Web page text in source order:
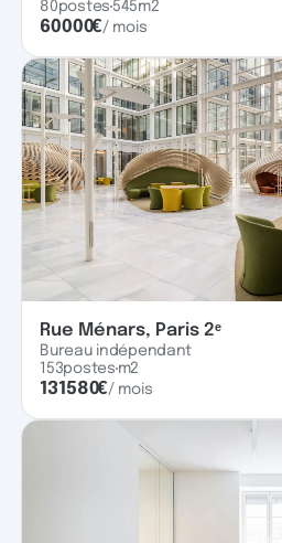
80postes 545m2
60000€/ mois
Rue Ménars, Paris 2ᵉ
Bureau indépendant
153postesm2
131580€/ mois